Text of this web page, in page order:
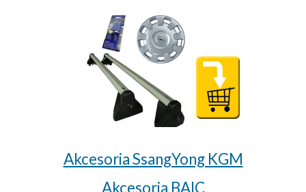
Akcesoria SsangYong KGM
Akcesoria BAIC